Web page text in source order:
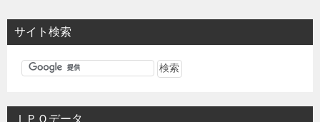
サイト検索
ＩＰＯデータ